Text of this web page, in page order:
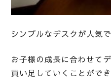
シンプルなデスクが人気
お子様の成長に合わせて
買い足していくことがで